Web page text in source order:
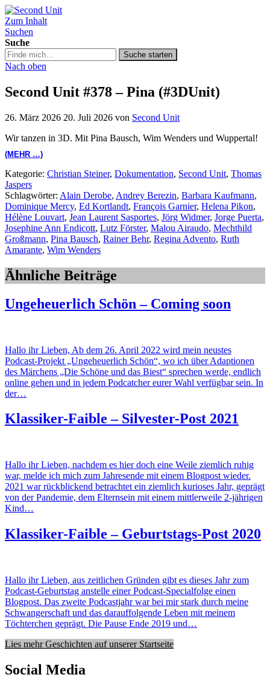
Second Unit
Zum Inhalt
Suchen
Suche
Suche
in
podcast.de/
Suche starten
Nach oben
Second Unit #378 – Pina (#3DUnit)
26. März 2026 20. Juli 2026 von Second Unit
Wir tanzen in 3D. Mit Pina Bausch, Wim Wenders und Wuppertal!
(MEHR …)
Kategorie: Christian Steiner, Dokumentation, Second Unit, Thomas
Jaspers
Schlagwörter: Alain Derobe, Andrey Berezin, Barbara Kaufmann,
Dominique Mercy, Ed Kortlandt, François Garnier, Helena Pikon,
Hélène Louvart, Jean Laurent Sasportes, Jörg Widmer, Jorge Puerta,
Josephine Ann Endicott, Lutz Förster, Malou Airaudo, Mechthild
Großmann, Pina Bausch, Rainer Behr, Regina Advento, Ruth
Amarante, Wim Wenders
Ähnliche Beiträge
Ungeheuerlich Schön – Coming soon
Hallo ihr Lieben, Ab dem 26. April 2022 wird mein neustes
Podcast-Projekt „Ungeheuerlich Schön“, wo ich über Adaptionen
des Märchens „Die Schöne und das Biest“ sprechen werde, endlich
online gehen und in jedem Podcatcher eurer Wahl verfügbar sein. In
der…
Klassiker-Faible – Silvester-Post 2021
Hallo ihr Lieben, nachdem es hier doch eine Weile ziemlich ruhig
war, melde ich mich zum Jahresende mit einem Blogpost wieder.
2021 war rückblickend betrachtet ein ziemlich kurioses Jahr, geprägt
von der Pandemie, dem Elternsein mit einem mittlerweile 2-jährigen
Kind…
Klassiker-Faible – Geburtstags-Post 2020
Hallo ihr Lieben, aus zeitlichen Gründen gibt es dieses Jahr zum
Podcast-Geburtstag anstelle einer Podcast-Specialfolge einen
Blogpost. Das zweite Podcastjahr war bei mir stark durch meine
Schwangerschaft und das darauffolgende Leben mit meinem
Töchterchen geprägt. Die Pause Ende 2019 und…
Lies mehr Geschichten auf unserer Startseite
Social Media